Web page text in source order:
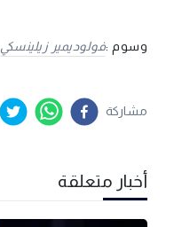
وسوم :فولوديمير زيلينسكي
مشاركة
أخبار متعلقة